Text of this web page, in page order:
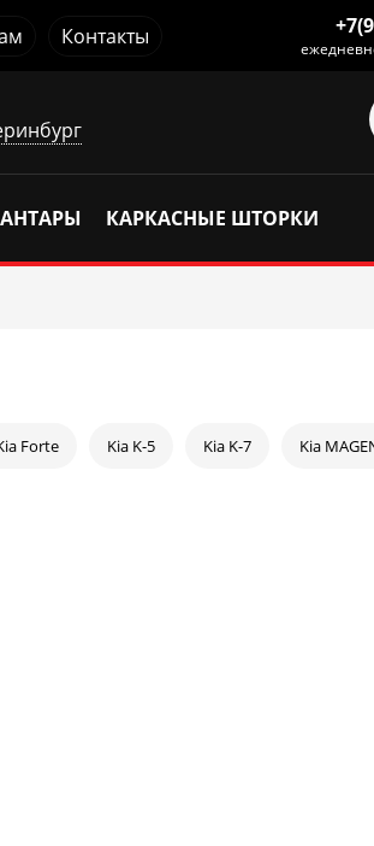
Контакты
КАРКАСНЫЕ ШТОРКИ
Forte Kia K-5 Kia K-7 Kia